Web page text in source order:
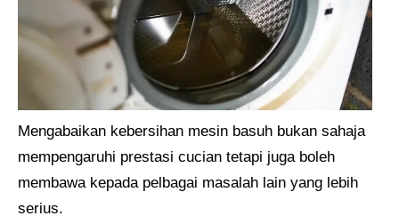
Mengabaikan kebersihan mesin basuh bukan sahaja
mempengaruhi prestasi cucian tetapi juga boleh
membawa kepada pelbagai masalah lain yang lebih
serius.